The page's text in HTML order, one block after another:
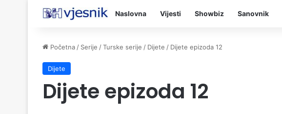
Naslovna Vijesti Showbiz Sanovnik
Početna / Serije /Turske serije / Dijete / Dijete epizoda 12
Dijete
Dijete epizoda 12